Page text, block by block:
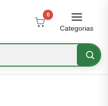
0
Categorias